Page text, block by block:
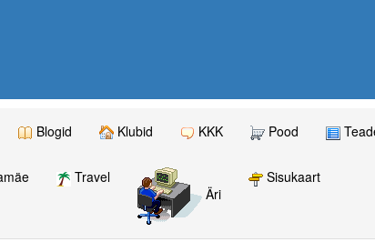
Blogid Klubid KKK Pood
Travel
Äri
Sisukaart